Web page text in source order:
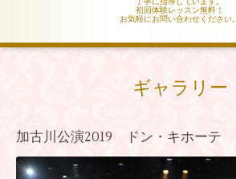
初回体験レッスン無料！
お気軽にお問い合わせください。
ギャラリー
加古川公演2019 ドン・キホーテ